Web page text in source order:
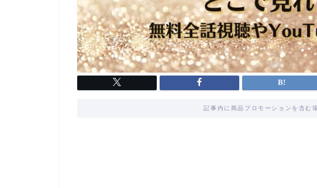
記事内に商品プロモーションを含む